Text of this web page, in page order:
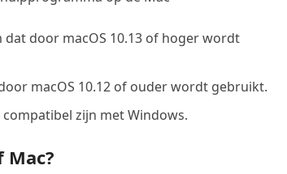
dat door macOS 10.13 of hoger wordt
macOS 10.12 of ouder wordt gebruikt.
compatibel zijn met Windows.